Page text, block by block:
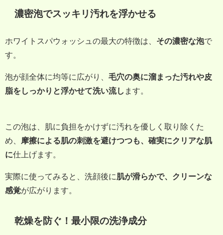
濃密泡でスッキリ汚れを浮かせる
ホワイトスパウォッシュの最大の特徴は、 その濃密な泡で
す。
泡が顔全体に均等に広がり、 毛穴の奥に溜まった汚れや皮
脂をしっかりと浮かせて洗い流し ます。
この泡は、肌に負担をかけずに汚れを優しく取り除くた
め、 摩擦による肌の刺激を避けつつも、確実にクリアな肌
に仕上げます。
実際に使ってみると、洗顔後に肌が滑らかで、クリーンな
感覚が広がります。
乾燥を防ぐ！最小限の洗浄成分